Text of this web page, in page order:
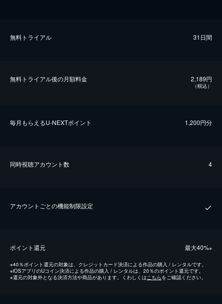
無料トライアル 31日間
無料トライアル後の⽉額料金 2,189円
（税込）
毎⽉もらえるU-NEXTポイント 1,200円分
同時視聴アカウント数 4
アカウントごとの機能制限設定
ポイント還元 最⼤40%※
※40％ポイント還元の対象は、クレジットカード決済による作品の購入 / レンタルです。
※iOSアプリのUコイン決済による作品の購入 / レンタルは、20％のポイント還元です。
※還元の対象外となる決済方法や商品があります。くわしくはこちらをご確認ください。